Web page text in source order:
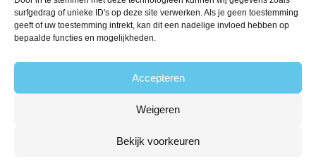
surfgedrag of unieke ID's op deze site verwerken. Als je geen toestemming
geeft of uw toestemming intrekt, kan dit een nadelige invloed hebben op
bepaalde functies en mogelijkheden.
Accepteren
Weigeren
Bekijk voorkeuren
© 2026 Alle rechten voorbehouden
Leveringsvoorwaarden